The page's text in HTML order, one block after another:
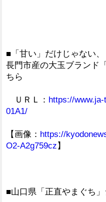
■「甘い」だけじゃない
長門市産の大玉ブランド
ちら
ＵＲＬ： https://
01A1/
【画像： https://
O2-A2g759cz 】
■山口県「正直やまぐち